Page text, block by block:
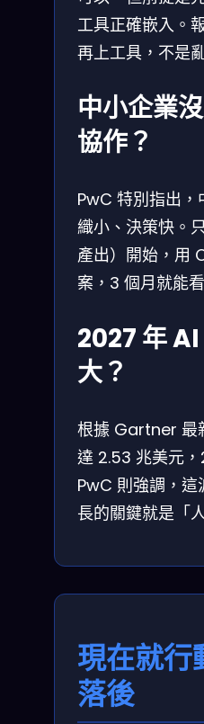
工具正確嵌入。
再上工具，不是
中小企業
協作？
PwC 特別指出
織小、決策快。
產出）開始，用
案，3 個月就能
2027 年
大？
根據 Gartner 最
達 2.53 兆美元
PwC 則強調，
長的關鍵就是「
現在就
落後